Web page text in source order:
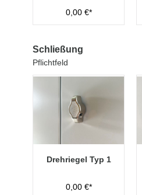
0,00 €*
Schließung
Pflichtfeld
Drehriegel Typ 1
0,00 €*